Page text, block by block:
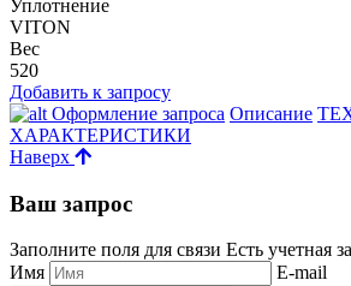
Уплотнение
VITON
Вес
520
Добавить к запросу
Оформление запроса Описание
ХАРАКТЕРИСТИКИ
Наверх
Ваш запрос
Заполните поля для связи Есть учетная
Имя
E-mail